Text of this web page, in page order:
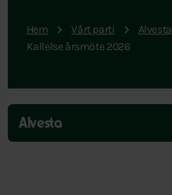
Hem Vårt parti Alvesta
Kallelse årsmöte 2026
Hoppa
över
menyn
Alvesta